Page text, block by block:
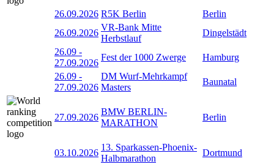
26.09.2026 R5K Berlin
Berlin
26.09.2026
VR-Bank Mitte
Herbstlauf
Dingelstädt
26.09 -
27.09.2026
Fest der 1000 Zwerge
Hamburg
26.09 -
27.09.2026
DM Wurf-Mehrkampf
Masters
Baunatal
27.09.2026
BMW BERLIN-
MARATHON
Berlin
03.10.2026
13. Sparkassen-Phoenix-
Halbmarathon
Dortmund